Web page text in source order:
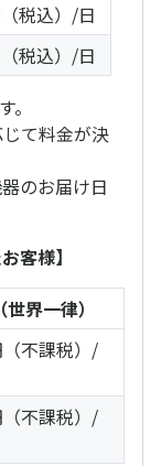
税込）/日
税込）/日
て料金が決
のお届け日
客様】
界一律）
不課税）/
不課税）/